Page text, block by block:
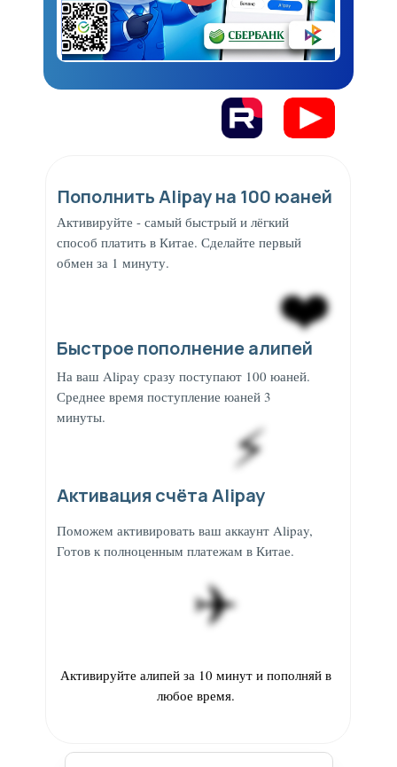
❤️
⚡️
✈️
Активация счёта Alipay
Поможем активировать ваш аккаунт Alipay,
Готов к полноценным платежам в Китае.
Быстрое пополнение алипей
На ваш Alipay сразу поступают 100 юаней.
Среднее время поступление юаней 3
минуты.
Пополнить Alipay на 100 юаней
Активируйте - самый быстрый и лёгкий
способ платить в Китае. Сделайте первый
обмен за 1 минуту.
Активируйте алипей за 10 минут и пополняй в
любое время.